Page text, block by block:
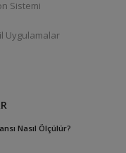
Sistemi
Uygulamalar
Nasıl Ölçülür?